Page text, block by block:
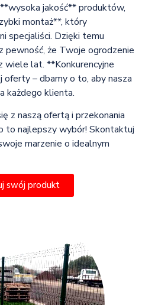
jakość** produktów,
montaż**, który
specjaliści. Dzięki temu
pewność, że Twoje ogrodzenie
wiele lat. **Konkurencyjne
– dbamy o to, aby nasza
każdego klienta.
z naszą ofertą i przekonania
to najlepszy wybór! Skontaktuj
marzenie o idealnym
swój produkt